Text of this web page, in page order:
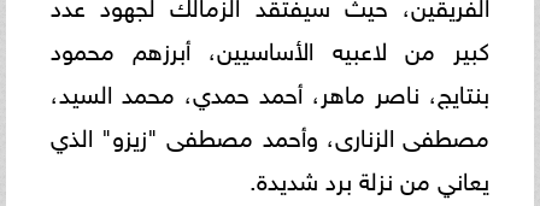
كبير من لاعبيه الأساسيين، أبرزهم محمود
بنتايج، ناصر ماهر، أحمد حمدي، محمد السيد،
مصطفى الزنارى، وأحمد مصطفى "زيزو" الذي
يعاني من نزلة برد شديدة.